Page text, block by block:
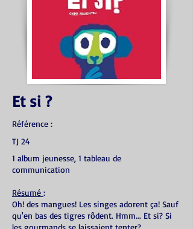
Et si ?
Référence :
TJ 24
1 album jeunesse, 1 tableau de
communication
Résumé :
Oh! des mangues! Les singes adorent ça! Sauf
qu'en bas des tigres rôdent. Hmm... Et si? Si